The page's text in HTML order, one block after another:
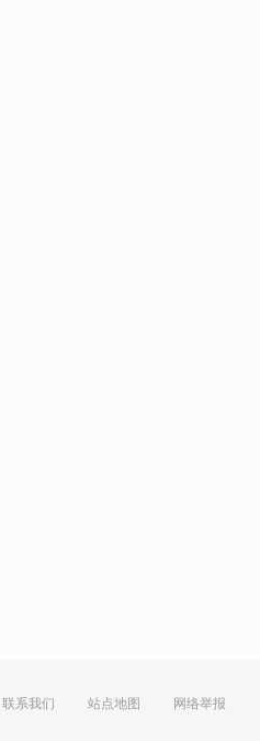
联系我们 站点地图 网络举报